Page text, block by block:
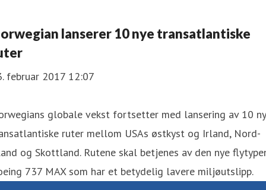
lanserer 10 nye transatlantiske
februar 2017 12:07
globale vekst fortsetter med lansering av 10
ruter mellom USAs østkyst og Irland, Nord-
og Skottland. Rutene skal betjenes av den nye
737 MAX som har et betydelig lavere miljøutslipp.